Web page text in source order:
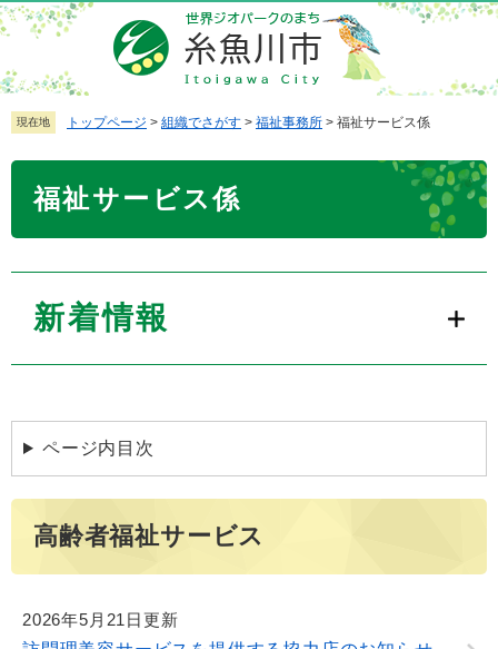
ペ
ー
ジ
の
先
メ
ニ
ュ
ー
を現在地 トップページ > 組織でさがす > 福祉事務所 > 福祉サービス係
福祉サービス係
新着情報
ページ内目次
高齢者福祉サービス
2026年5月21日更新